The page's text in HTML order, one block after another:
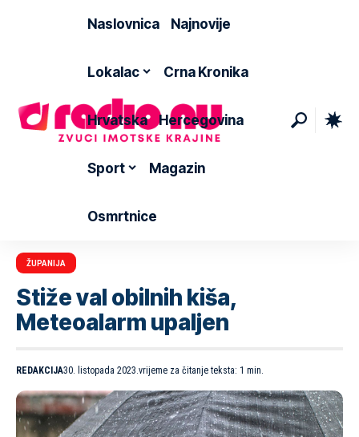
Naslovnica Najnovije
Lokalac Crna Kronika
Hrvatska Hercegovina
Sport Magazin
Osmrtnice
ŽUPANIJA
Stiže val obilnih kiša,
Meteoalarm upaljen
REDAKCIJA30. listopada 2023.vrijeme za čitanje teksta: 1 min.